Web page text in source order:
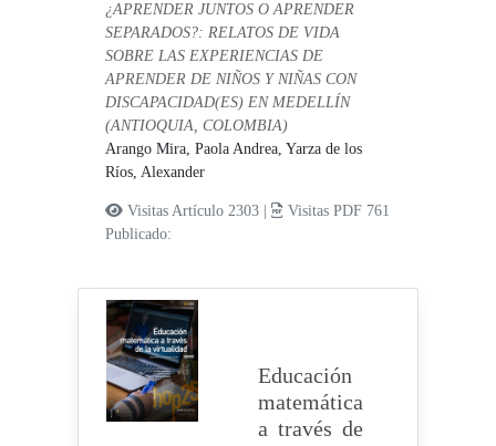
¿APRENDER JUNTOS O APRENDER
SEPARADOS?: RELATOS DE VIDA
SOBRE LAS EXPERIENCIAS DE
APRENDER DE NIÑOS Y NIÑAS CON
DISCAPACIDAD(ES) EN MEDELLÍN
(ANTIOQUIA, COLOMBIA)
Arango Mira, Paola Andrea,Yarza de los
Ríos, Alexander
Visitas Artículo 2303 |
Visitas PDF 761
Publicado:
Educación
matemática
a través de